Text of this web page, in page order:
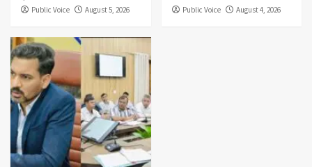
Public Voice August 5, 2026 Public Voice August 4, 2026